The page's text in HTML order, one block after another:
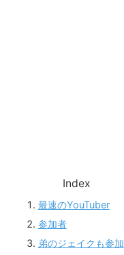
Index
最速のYouTuber
参加者
弟のジェイクも参加